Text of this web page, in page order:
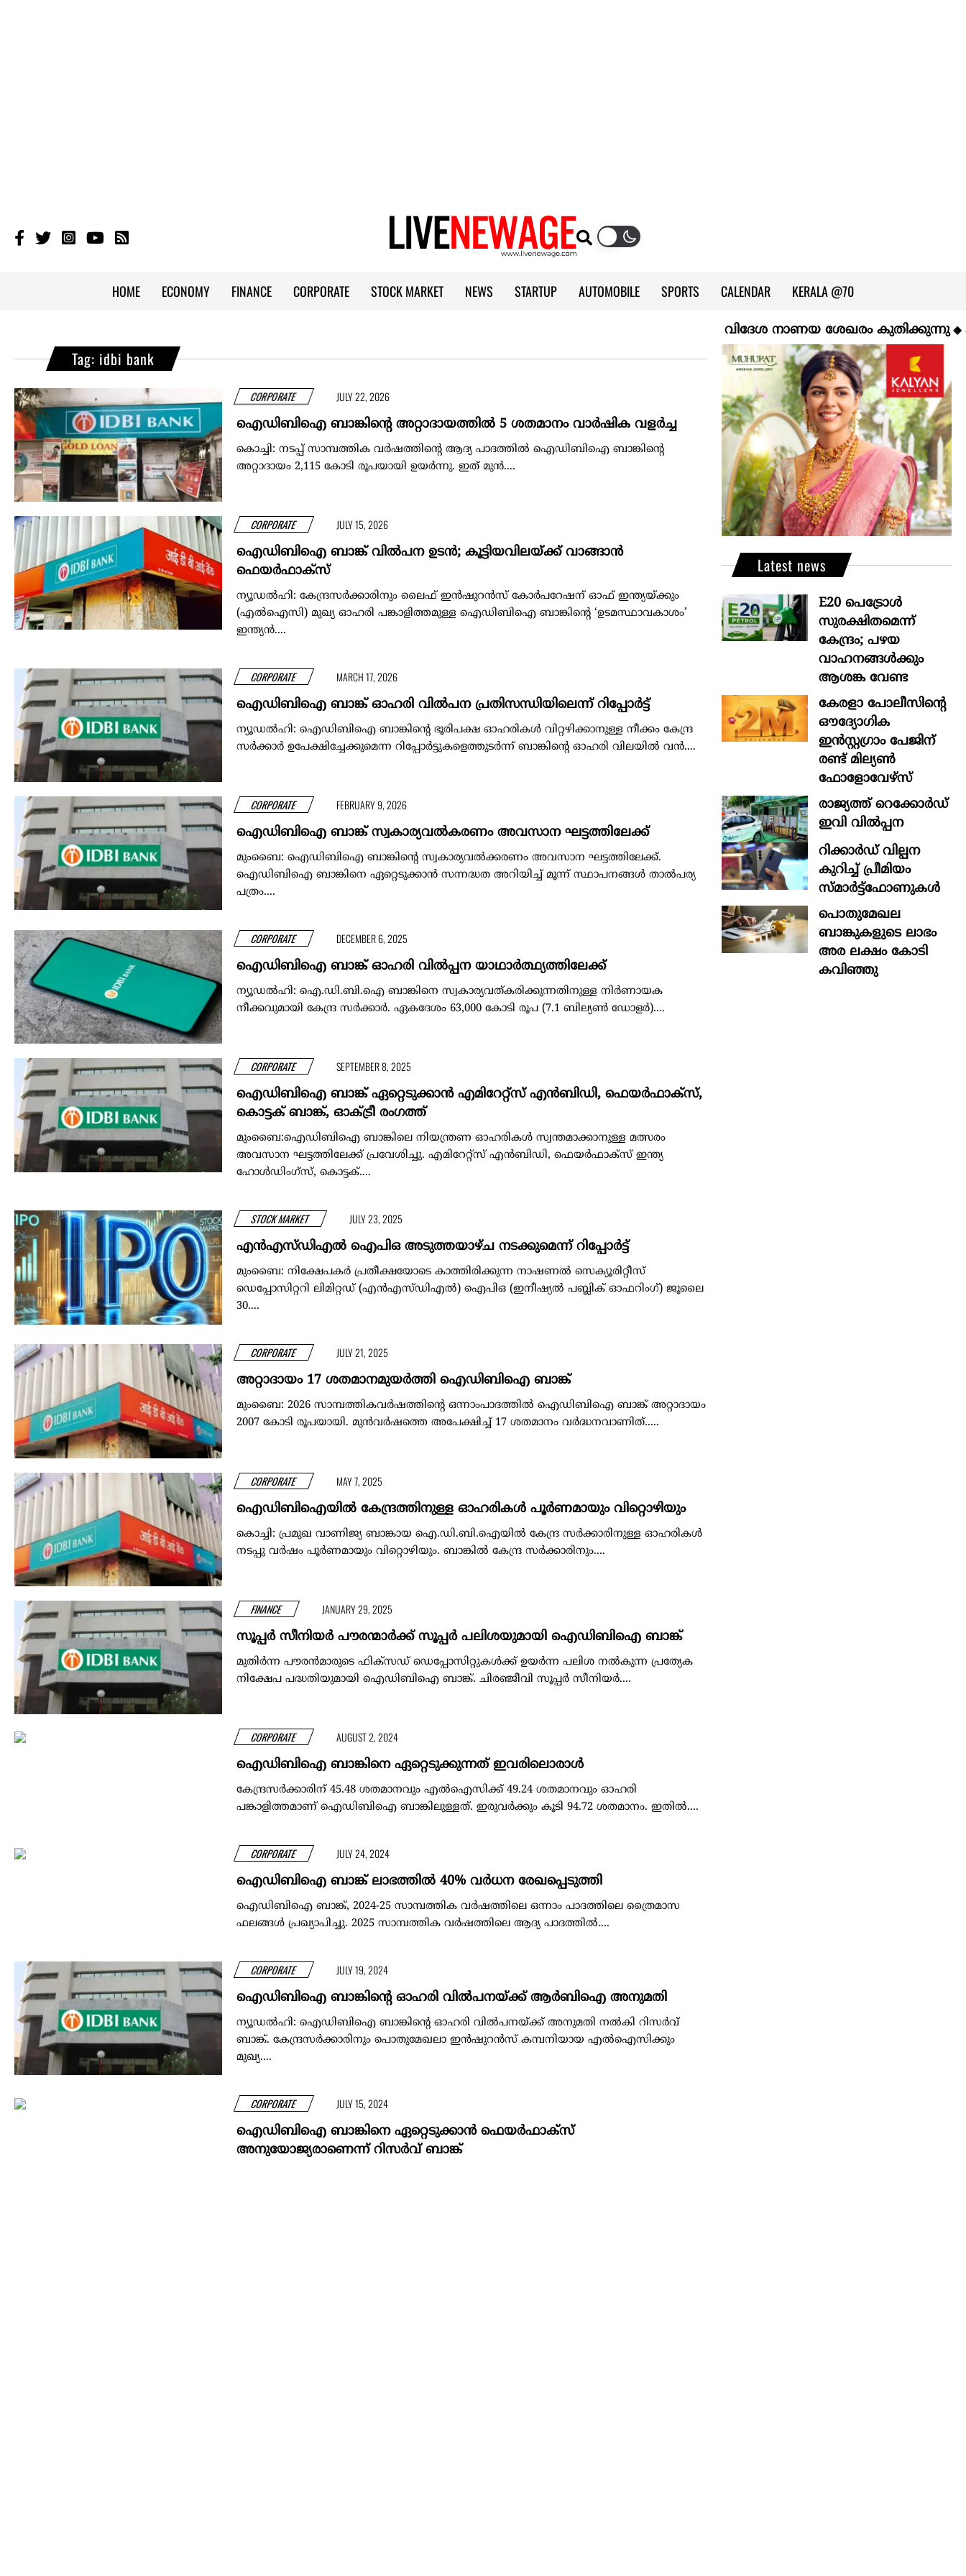
HOME ECONOMY FINANCE CORPORATE STOCK MARKET NEWS STARTUP AUTOMOBILE SPORTS CALENDAR KERALA @70
വിദേശ നാണയ ശേഖരം കുതിക്കുന്നു◆
Tag: idbi bank
CORPORATE JULY 22, 2026
ഐഡിബിഐ ബാങ്കിന്റെ അറ്റാദായത്തിൽ 5 ശതമാനം വാർഷിക വളർച്ച
കൊച്ചി: നടപ്പ് സാമ്പത്തിക വർഷത്തിന്റെ ആദ്യ പാദത്തിൽ ഐഡിബിഐ ബാങ്കിന്റെ
അറ്റാദായം 2,115 കോടി രൂപയായി ഉയർന്നു. ഇത് മുൻ....
CORPORATE JULY 15, 2026
ഐഡിബിഐ ബാങ്ക് വിൽപന ഉടൻ; കൂട്ടിയവിലയ്ക്ക് വാങ്ങാൻ
ഫെയർഫാക്സ്
ന്യൂഡൽഹി: കേന്ദ്രസർക്കാരിനും ലൈഫ് ഇൻഷുറൻസ് കോർപറേഷന്‌ ഓഫ് ഇന്ത്യയ്ക്കും
(എൽഐസി) മുഖ്യ ഓഹരി പങ്കാളിത്തമുള്ള ഐഡിബിഐ ബാങ്കിന്റെ ‘ഉടമസ്ഥാവകാശം’
ഇന്ത്യൻ....
CORPORATE MARCH 17, 2026
ഐഡിബിഐ ബാങ്ക് ഓഹരി വിൽപന പ്രതിസന്ധിയിലെന്ന് റിപ്പോർട്ട്
ന്യൂഡൽഹി: ഐഡിബിഐ ബാങ്കിന്റെ ഭൂരിപക്ഷ ഓഹരികൾ വിറ്റഴിക്കാനുള്ള നീക്കം കേന്ദ്ര
സർക്കാർ ഉപേക്ഷിച്ചേക്കുമെന്ന റിപ്പോർട്ടുകളെത്തുടർന്ന് ബാങ്കിന്റെ ഓഹരി വിലയിൽ വൻ....
CORPORATE FEBRUARY 9, 2026
ഐഡിബിഐ ബാങ്ക് സ്വകാര്യവൽകരണം അവസാന ഘട്ടത്തിലേക്ക്
മുംബൈ: ഐഡിബിഐ ബാങ്കിന്‍റെ സ്വകാര്യവൽക്കരണം അവസാന ഘട്ടത്തിലേക്ക്.
ഐഡിബിഐ ബാങ്കിനെ ഏറ്റെടുക്കാൻ സന്നദ്ധത അറിയിച്ച് മൂന്ന് സ്ഥാപനങ്ങൾ താൽപര്യ
പത്രം....
CORPORATE DECEMBER 6, 2025
ഐഡിബിഐ ബാങ്ക് ഓഹരി വില്‍പ്പന യാഥാര്‍ത്ഥ്യത്തിലേക്ക്
ന്യൂഡൽഹി: ഐ.ഡി.ബി.ഐ ബാങ്കിനെ സ്വകാര്യവത്കരിക്കുന്നതിനുള്ള നിര്‍ണായക
നീക്കവുമായി കേന്ദ്ര സര്‍ക്കാര്‍. ഏകദേശം 63,000 കോടി രൂപ (7.1 ബില്യണ്‍ ഡോളര്‍)....
CORPORATE SEPTEMBER 8, 2025
ഐഡിബിഐ ബാങ്ക് ഏറ്റെടുക്കാന്‍ എമിറേറ്റ്‌സ് എന്‍ബിഡി, ഫെയര്‍ഫാക്‌സ്,
കൊട്ടക് ബാങ്ക്, ഓക്ട്രീ രംഗത്ത്
മുംബൈ:ഐഡിബിഐ ബാങ്കിലെ നിയന്ത്രണ ഓഹരികള്‍ സ്വന്തമാക്കാനുള്ള മത്സരം
അവസാന ഘട്ടത്തിലേക്ക് പ്രവേശിച്ചു. എമിറേറ്റ്സ് എന്‍ബിഡി, ഫെയര്‍ഫാക്സ് ഇന്ത്യ
ഹോള്‍ഡിംഗ്സ്, കൊട്ടക്....
STOCK MARKET JULY 23, 2025
എന്‍എസ്ഡിഎല്‍ ഐപിഒ അടുത്തയാഴ്ച നടക്കുമെന്ന് റിപ്പോര്‍ട്ട്
മുംബൈ: നിക്ഷേപകര്‍ പ്രതീക്ഷയോടെ കാത്തിരിക്കുന്ന നാഷണല്‍ സെക്യൂരിറ്റീസ്
ഡെപ്പോസിറ്ററി ലിമിറ്റഡ് (എന്‍എസ്ഡിഎല്‍) ഐപിഒ (ഇനീഷ്യല്‍ പബ്ലിക് ഓഫറിംഗ്) ജൂലൈ
30....
CORPORATE JULY 21, 2025
അറ്റാദായം 17 ശതമാനമുയര്‍ത്തി ഐഡിബിഐ ബാങ്ക്
മുംബൈ: 2026 സാമ്പത്തികവര്‍ഷത്തിന്റെ ഒന്നാംപാദത്തില്‍ ഐഡിബിഐ ബാങ്ക് അറ്റാദായം
2007 കോടി രൂപയായി. മുന്‍വര്‍ഷത്തെ അപേക്ഷിച്ച് 17 ശതമാനം വര്‍ദ്ധനവാണിത്.....
CORPORATE MAY 7, 2025
ഐഡിബിഐയില്‍ കേന്ദ്രത്തിനുള്ള ഓഹരികള്‍ പൂർണമായും വിറ്റൊഴിയും
കൊച്ചി: പ്രമുഖ വാണിജ്യ ബാങ്കായ ഐ.ഡി.ബി.ഐയില്‍ കേന്ദ്ര സർക്കാരിനുള്ള ഓഹരികള്‍
നടപ്പു വർഷം പൂർണമായും വിറ്റൊഴിയും. ബാങ്കില്‍ കേന്ദ്ര സർക്കാരിനും....
FINANCE JANUARY 29, 2025
സൂപ്പര്‍ സീനിയര്‍ പൗരന്മാര്‍ക്ക് സൂപ്പര്‍ പലിശയുമായി ഐഡിബിഐ ബാങ്ക്
മുതിര്‍ന്ന പൗരന്‍മാരുടെ ഫിക്സഡ് ഡെപ്പോസിറ്റുകള്‍ക്ക് ഉയര്‍ന്ന പലിശ നല്‍കുന്ന പ്രത്യേക
നിക്ഷേപ പദ്ധതിയുമായി ഐഡിബിഐ ബാങ്ക്. ചിരഞ്ജീവി സൂപ്പര്‍ സീനിയര്‍....
CORPORATE AUGUST 2, 2024
ഐഡിബിഐ ബാങ്കിനെ ഏറ്റെടുക്കുന്നത് ഇവരിലൊരാൾ
കേന്ദ്രസർക്കാരിന് 45.48 ശതമാനവും എൽഐസിക്ക് 49.24 ശതമാനവും ഓഹരി
പങ്കാളിത്തമാണ് ഐഡിബിഐ ബാങ്കിലുള്ളത്. ഇരുവർക്കും കൂടി 94.72 ശതമാനം. ഇതിൽ....
CORPORATE JULY 24, 2024
ഐഡിബിഐ ബാങ്ക് ലാഭത്തിൽ 40% വർധന രേഖപ്പെടുത്തി
ഐഡിബിഐ ബാങ്ക്, 2024-25 സാമ്പത്തിക വർഷത്തിലെ ഒന്നാം പാദത്തിലെ ത്രൈമാസ
ഫലങ്ങൾ പ്രഖ്യാപിച്ചു. 2025 സാമ്പത്തിക വർഷത്തിലെ ആദ്യ പാദത്തിൽ....
CORPORATE JULY 19, 2024
ഐഡിബിഐ ബാങ്കിന്‍റെ ഓഹരി വിൽപനയ്ക്ക് ആർബിഐ അനുമതി
ന്യൂഡൽഹി: ഐഡിബിഐ ബാങ്കിന്‍റെ ഓഹരി വിൽപനയ്ക്ക് അനുമതി നൽകി റിസർവ്
ബാങ്ക്. കേന്ദ്രസർക്കാരിനും പൊതുമേഖലാ ഇൻഷുറൻസ് കമ്പനിയായ എൽഐസിക്കും
മുഖ്യ....
CORPORATE JULY 15, 2024
ഐഡിബിഐ ബാങ്കിനെ ഏറ്റെടുക്കാൻ ഫെയർഫാക്സ്
അനുയോജ്യരാണെന്ന് റിസർവ് ബാങ്ക്
Latest news
E20 പെട്രോൾ
സുരക്ഷിതമെന്ന്
കേന്ദ്രം; പഴയ
വാഹനങ്ങൾക്കും
ആശങ്ക വേണ്ട
കേരളാ പോലീസിന്‍റെ
ഔദ്യോഗിക
ഇന്‍സ്റ്റഗ്രാം പേജിന്
രണ്ട് മില്യണ്‍
ഫോളോവേഴ്സ്
രാജ്യത്ത് റെക്കോർഡ്
ഇവി വിൽപ്പന
റിക്കാർഡ് വില്പന
കുറിച്ച് പ്രീമിയം
സ്മാർട്ട്ഫോണുകൾ
പൊതുമേഖല
ബാങ്കുകളുടെ ലാഭം
അര ലക്ഷം കോടി
കവിഞ്ഞു